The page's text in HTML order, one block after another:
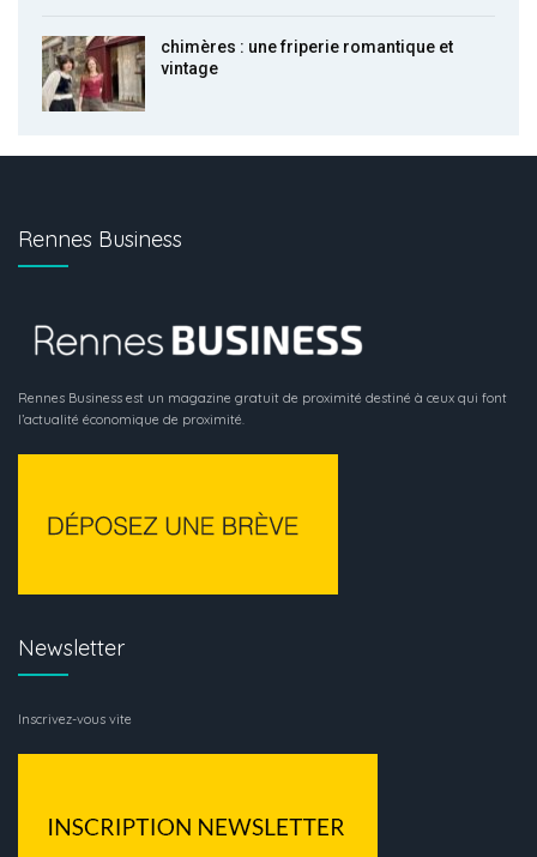
chimères : une friperie romantique et
vintage
Rennes Business
Rennes Business est un magazine gratuit de proximité destiné à ceux qui font
l’actualité économique de proximité.
Newsletter
Inscrivez-vous vite